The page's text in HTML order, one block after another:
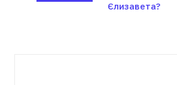
Єлизавета?